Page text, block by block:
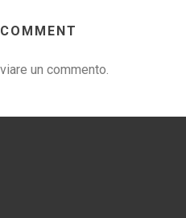
un commento.